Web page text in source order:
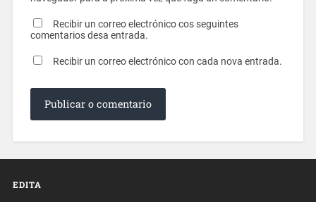
Recibir un correo electrónico cos seguintes
comentarios desa entrada.
Recibir un correo electrónico con cada nova entrada.
EDITA